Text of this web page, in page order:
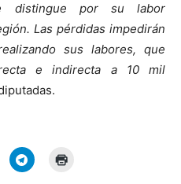
distingue por su labor
Las pérdidas impedirán
sus labores, que
e indirecta a 10 mil